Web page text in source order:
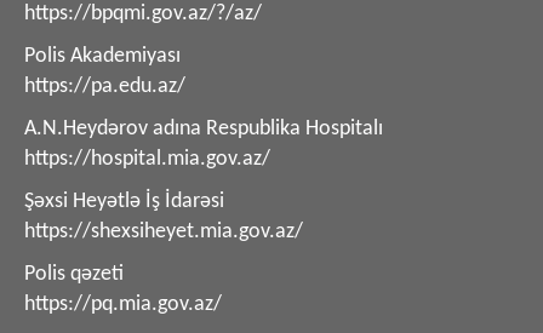
https://bpqmi.gov.az/?/az/
Polis Akademiyası
https://pa.edu.az/
A.N.Heydərov adına Respublika Hospitalı
https://hospital.mia.gov.az/
Şəxsi Heyətlə İş İdarəsi
https://shexsiheyet.mia.gov.az/
Polis qəzeti
https://pq.mia.gov.az/